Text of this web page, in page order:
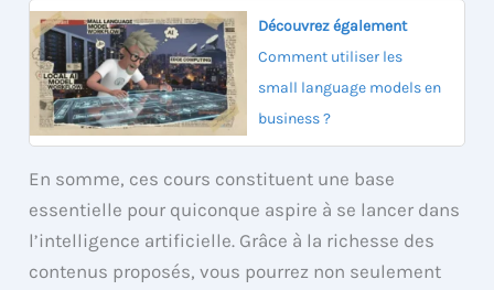
Découvrez également
Comment utiliser les
small language models en
business ?
En somme, ces cours constituent une base
essentielle pour quiconque aspire à se lancer dans
l’intelligence artificielle. Grâce à la richesse des
contenus proposés, vous pourrez non seulement